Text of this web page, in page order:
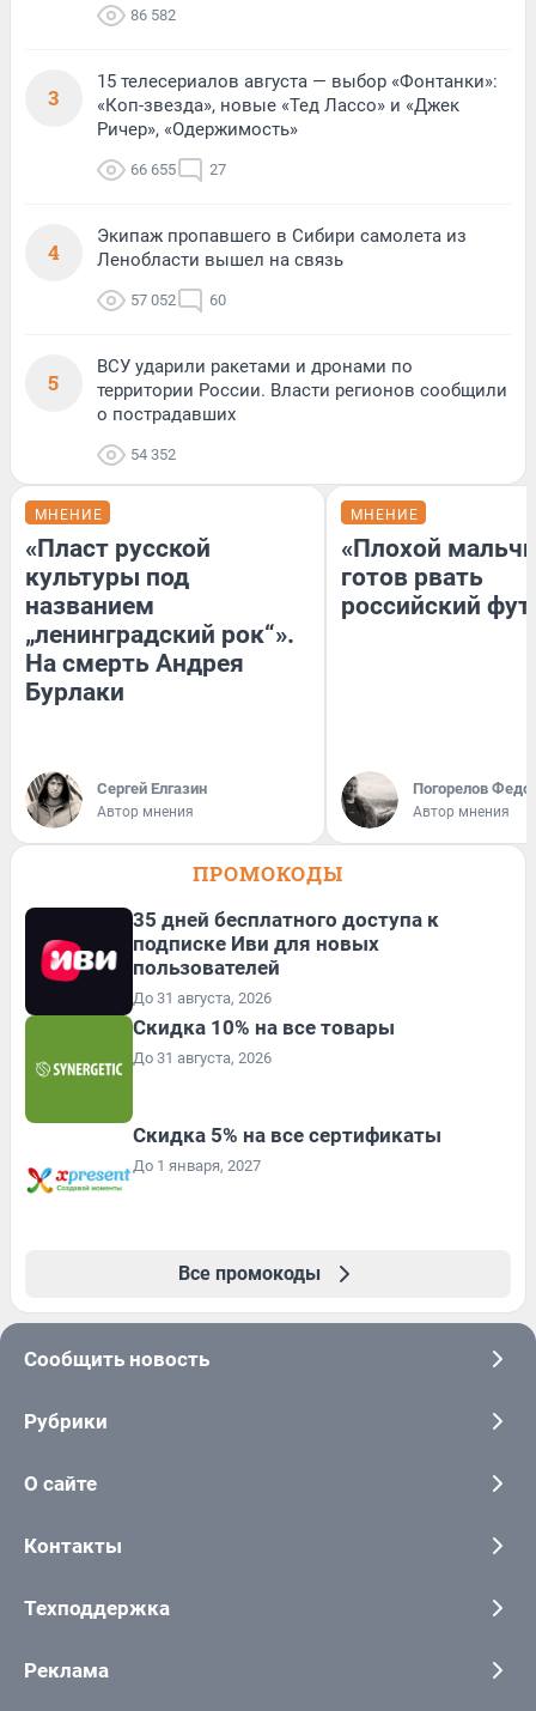
86 582
3
15 телесериалов августа — выбор «Фонтанки»:
«Коп-звезда», новые «Тед Лассо» и «Джек
Ричер», «Одержимость»
66 655 27
4
Экипаж пропавшего в Сибири самолета из
Ленобласти вышел на связь
57 052 60
5
ВСУ ударили ракетами и дронами по
территории России. Власти регионов сообщили
о пострадавших
54 352
МНЕНИЕ
«Пласт русской
культуры под
названием
„ленинградский рок“».
На смерть Андрея
Бурлаки
Сергей Елгазин
Автор мнения
МНЕНИЕ
«Плохой
готов рвать
российский
Погорелов
Автор мнения
ПРОМОКОДЫ
35 дней бесплатного доступа к
подписке Иви для новых
пользователей
До 31 августа, 2026
Скидка 10% на все товары
До 31 августа, 2026
Скидка 5% на все сертификаты
До 1 января, 2027
Все промокоды
Сообщить новость
Рубрики
О сайте
Контакты
Техподдержка
Реклама